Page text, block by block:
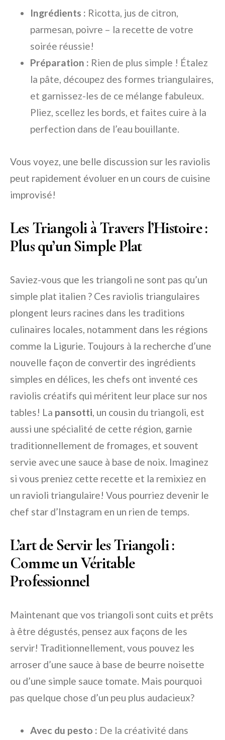
Ingrédients : Ricotta, jus de citron,
parmesan, poivre – la recette de votre
soirée réussie!
Préparation : Rien de plus simple ! Étalez
la pâte, découpez des formes triangulaires,
et garnissez-les de ce mélange fabuleux.
Pliez, scellez les bords, et faites cuire à la
perfection dans de l’eau bouillante.
Vous voyez, une belle discussion sur les raviolis
peut rapidement évoluer en un cours de cuisine
improvisé!
Les Triangoli à Travers l’Histoire :
Plus qu’un Simple Plat
Saviez-vous que les triangoli ne sont pas qu’un
simple plat italien ? Ces raviolis triangulaires
plongent leurs racines dans les traditions
culinaires locales, notamment dans les régions
comme la Ligurie. Toujours à la recherche d’une
nouvelle façon de convertir des ingrédients
simples en délices, les chefs ont inventé ces
raviolis créatifs qui méritent leur place sur nos
tables! La pansotti, un cousin du triangoli, est
aussi une spécialité de cette région, garnie
traditionnellement de fromages, et souvent
servie avec une sauce à base de noix. Imaginez
si vous preniez cette recette et la remixiez en
un ravioli triangulaire! Vous pourriez devenir le
chef star d’Instagram en un rien de temps.
L’art de Servir les Triangoli :
Comme un Véritable
Professionnel
Maintenant que vos triangoli sont cuits et prêts
à être dégustés, pensez aux façons de les
servir! Traditionnellement, vous pouvez les
arroser d’une sauce à base de beurre noisette
ou d’une simple sauce tomate. Mais pourquoi
pas quelque chose d’un peu plus audacieux?
Avec du pesto : De la créativité dans